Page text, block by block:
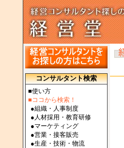
コンサルタント検索
■使い方
■ココから検索！
●組織・人事制度
● 人材採用・教育研修
●マーケティング
●営業・接客販売
●生産・技術・物流